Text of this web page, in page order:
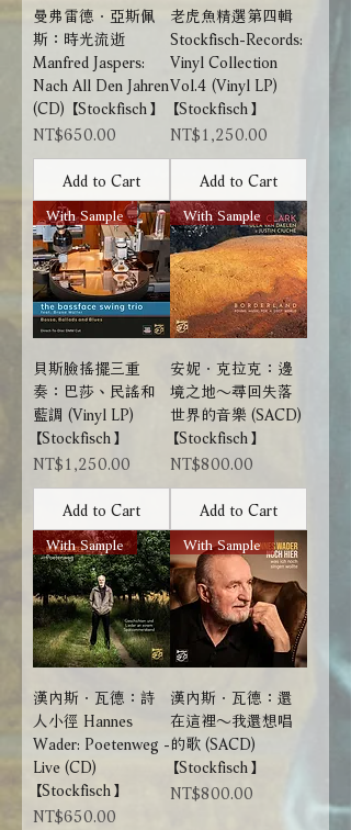
曼弗雷德．亞斯佩
斯：時光流逝
Manfred Jaspers:
Nach All Den Jahren
(CD) 【Stockfisch】
Price
NT$650.00
Add to Cart
老虎魚精選第四輯
Stockfisch-Records:
Vinyl Collection
Vol.4 (Vinyl LP)
【Stockfisch】
Price
NT$1,250.00
Add to Cart
With Sample
貝斯臉搖擺三重
奏：巴莎、民謠和
藍調 (Vinyl LP)
【Stockfisch】
Price
NT$1,250.00
Add to Cart
With Sample
安妮．克拉克：邊
境之地～尋回失落
世界的音樂 (SACD)
【Stockfisch】
Price
NT$800.00
Add to Cart
With Sample
漢內斯．瓦德：詩
人小徑 Hannes
Wader: Poetenweg -
Live (CD)
【Stockfisch】
Price
NT$650.00
With Sample
漢內斯．瓦德：還
在這裡～我還想唱
的歌 (SACD)
【Stockfisch】
Price
NT$800.00